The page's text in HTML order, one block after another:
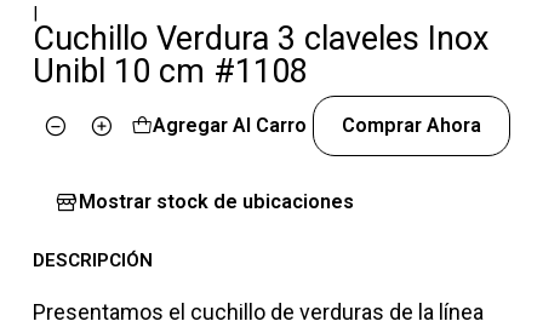
|
Cuchillo Verdura 3 claveles Inox
Unibl 10 cm #1108
Cantidad
Agregar Al Carro Comprar Ahora
Mostrar stock de ubicaciones
DESCRIPCIÓN
Presentamos el cuchillo de verduras de la línea